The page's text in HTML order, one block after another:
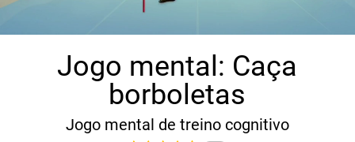
Jogo mental: Caça
borboletas
Jogo mental de treino cognitivo